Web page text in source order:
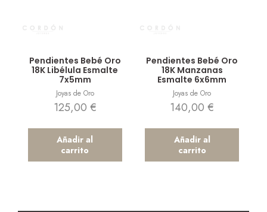
Pendientes Bebé Oro
18K Libélula Esmalte
7x5mm
Joyas de Oro
125,00 €
Añadir al
carrito
Pendientes Bebé Oro
18K Manzanas
Esmalte 6x6mm
Joyas de Oro
140,00€
Añadir al
carrito